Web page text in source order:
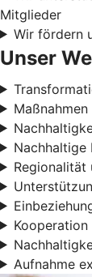
Mitglieder
Wir fördern
Unser
Nachhaltige
Aufnahme